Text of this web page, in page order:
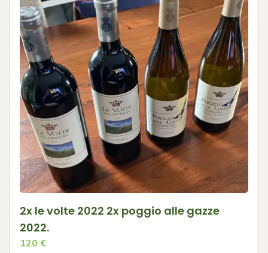
2x le volte 2022 2x poggio alle gazze
2022.
120 €